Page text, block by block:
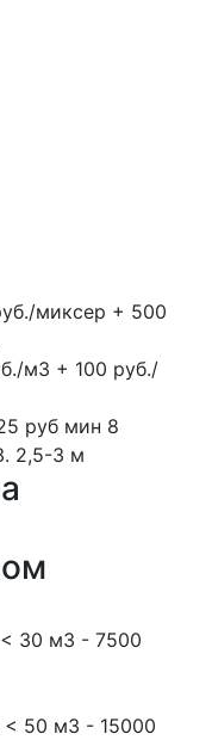
миксер + 500
м3 + 100 руб./
руб мин 8
2,5-3 м
30 м3 - 7500
50 м3 - 15000